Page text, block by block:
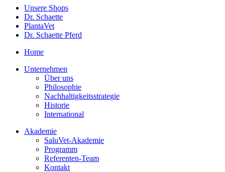
Unsere Shops
Dr. Schaette
PlantaVet
Dr. Schaette Pferd
Home
Unternehmen
Über uns
Philosophie
Nachhaltigkeitsstrategie
Historie
International
Akademie
SaluVet-Akademie
Programm
Referenten-Team
Kontakt